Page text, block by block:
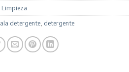
Limpieza
ala detergente detergente